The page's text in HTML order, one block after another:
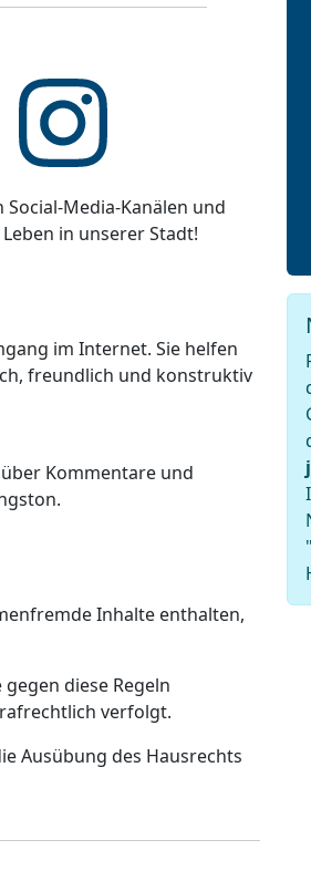
Media-Kanälen und
in unserer Stadt!
im Internet. Sie helfen
freundlich und konstruktiv
Kommentare und
Inhalte enthalten,
diese Regeln
verfolgt.
Ausübung des Hausrechts